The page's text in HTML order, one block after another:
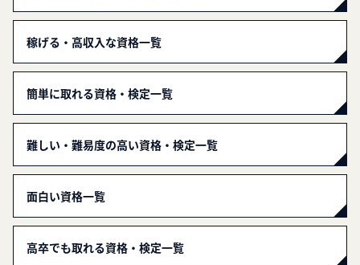
稼げる・高収入な資格一覧
簡単に取れる資格・検定一覧
難しい・難易度の高い資格・検定一覧
面白い資格一覧
高卒でも取れる資格・検定一覧